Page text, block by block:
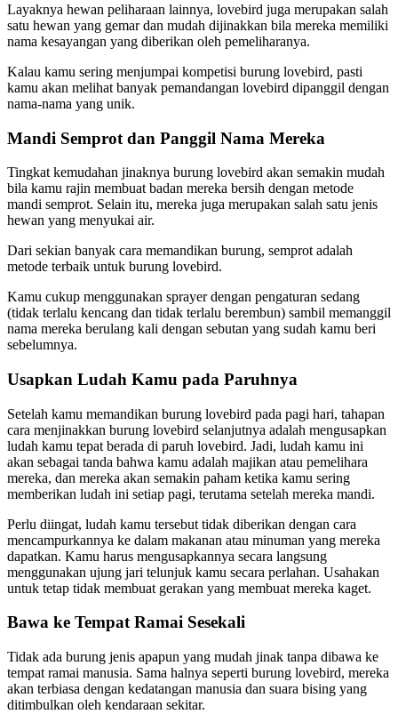
Layaknya hewan peliharaan lainnya, lovebird juga merupakan salah
satu hewan yang gemar dan mudah dijinakkan bila mereka memiliki
nama kesayangan yang diberikan oleh pemeliharanya.
Kalau kamu sering menjumpai kompetisi burung lovebird, pasti
kamu akan melihat banyak pemandangan lovebird dipanggil dengan
nama-nama yang unik.
Mandi Semprot dan Panggil Nama Mereka
Tingkat kemudahan jinaknya burung lovebird akan semakin mudah
bila kamu rajin membuat badan mereka bersih dengan metode
mandi semprot. Selain itu, mereka juga merupakan salah satu jenis
hewan yang menyukai air.
Dari sekian banyak cara memandikan burung, semprot adalah
metode terbaik untuk burung lovebird.
Kamu cukup menggunakan sprayer dengan pengaturan sedang
(tidak terlalu kencang dan tidak terlalu berembun) sambil memanggil
nama mereka berulang kali dengan sebutan yang sudah kamu beri
sebelumnya.
Usapkan Ludah Kamu pada Paruhnya
Setelah kamu memandikan burung lovebird pada pagi hari, tahapan
cara menjinakkan burung lovebird selanjutnya adalah mengusapkan
ludah kamu tepat berada di paruh lovebird. Jadi, ludah kamu ini
akan sebagai tanda bahwa kamu adalah majikan atau pemelihara
mereka, dan mereka akan semakin paham ketika kamu sering
memberikan ludah ini setiap pagi, terutama setelah mereka mandi.
Perlu diingat, ludah kamu tersebut tidak diberikan dengan cara
mencampurkannya ke dalam makanan atau minuman yang mereka
dapatkan. Kamu harus mengusapkannya secara langsung
menggunakan ujung jari telunjuk kamu secara perlahan. Usahakan
untuk tetap tidak membuat gerakan yang membuat mereka kaget.
Bawa ke Tempat Ramai Sesekali
Tidak ada burung jenis apapun yang mudah jinak tanpa dibawa ke
tempat ramai manusia. Sama halnya seperti burung lovebird, mereka
akan terbiasa dengan kedatangan manusia dan suara bising yang
ditimbulkan oleh kendaraan sekitar.